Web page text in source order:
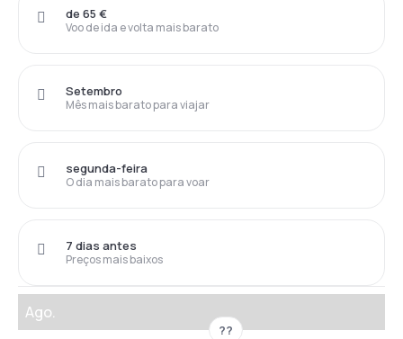
Voo de ida e volta mais barato
de 65 €
Mês mais barato para viajar
Setembro
O dia mais barato para voar
segunda-feira
Preços mais baixos
7 dias antes
Ago.
??